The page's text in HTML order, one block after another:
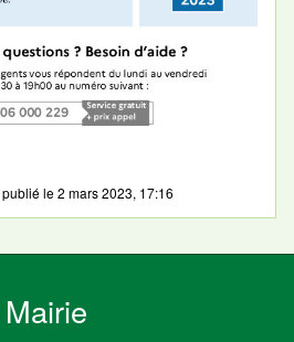
publié le2 mars 2023, 17:16
Mairie